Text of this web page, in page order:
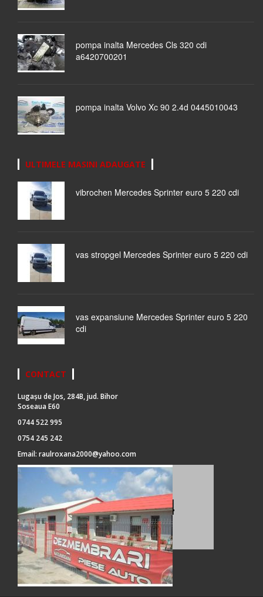
pompa inalta Mercedes Cls 320 cdi
a6420700201
pompa inalta Volvo Xc 90 2.4d 0445010043
ULTIMELE MASINI ADAUGATE
vibrochen Mercedes Sprinter euro 5 220 cdi
vas stropgel Mercedes Sprinter euro 5 220 cdi
vas expansiune Mercedes Sprinter euro 5 220
cdi
CONTACT
Lugașu de Jos, 284B, jud. Bihor
Soseaua E60
0744 522 995
0754 245 242
Email: raulroxana2000@yahoo.com